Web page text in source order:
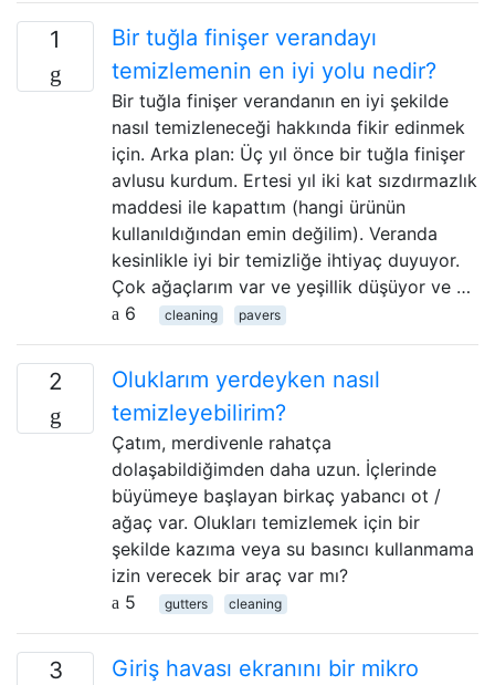
1
Bir tuğla finişer verandayı
temizlemenin en iyi yolu nedir?
Bir tuğla finişer verandanın en iyi şekilde
nasıl temizleneceği hakkında fikir edinmek
için. Arka plan: Üç yıl önce bir tuğla finişer
avlusu kurdum. Ertesi yıl iki kat sızdırmazlık
maddesi ile kapattım (hangi ürünün
kullanıldığından emin değilim). Veranda
kesinlikle iyi bir temizliğe ihtiyaç duyuyor.
Çok ağaçlarım var ve yeşillik düşüyor ve …
6
cleaning pavers
2
Oluklarım yerdeyken nasıl
temizleyebilirim?
Çatım, merdivenle rahatça
dolaşabildiğimden daha uzun. İçlerinde
büyümeye başlayan birkaç yabancı ot /
ağaç var. Olukları temizlemek için bir
şekilde kazıma veya su basıncı kullanmama
izin verecek bir araç var mı?
5
gutters cleaning
3
Giriş havası ekranını bir mikro